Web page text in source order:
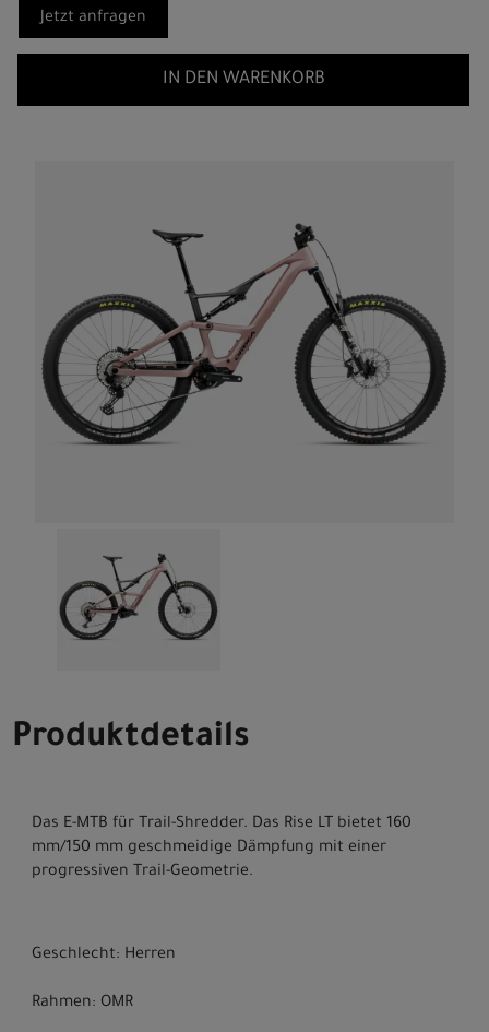
Jetzt anfragen
IN DEN WARENKORB
Produktdetails
Das E-MTB für Trail-Shredder. Das Rise LT bietet 160
mm/150 mm geschmeidige Dämpfung mit einer
progressiven Trail-Geometrie.
Geschlecht: Herren
Rahmen: OMR